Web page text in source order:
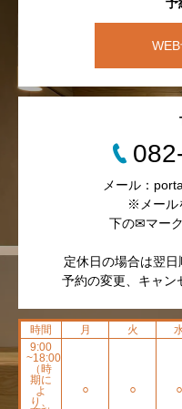
メール：
※メール
下の✉マー
定休日の場合は翌日
予約の変更、キャン
時間 月 火
9:00
~18:00
（時
期に
よ
り、
⚪︎ ⚪︎ ⚪︎